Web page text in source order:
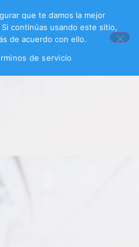
que te damos la mejor
continúas usando este sitio,
de acuerdo con ello.
de servicio